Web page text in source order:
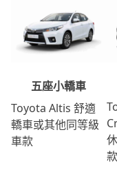
五座小轎車
Toyota Altis 舒適
轎車或其他同等級
車款
款